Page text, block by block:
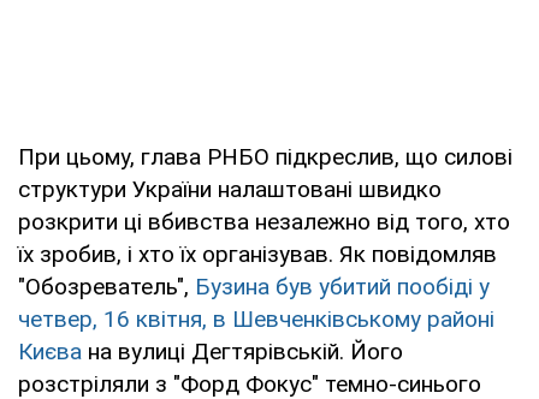
При цьому, глава РНБО підкреслив, що силові
структури України налаштовані швидко
розкрити ці вбивства незалежно від того, хто
їх зробив, і хто їх організував. Як повідомляв
"Обозреватель", Бузина був убитий пообіді у
четвер, 16 квітня, в Шевченківському районі
Києва на вулиці Дегтярівській. Його
розстріляли з "Форд Фокус" темно-синього